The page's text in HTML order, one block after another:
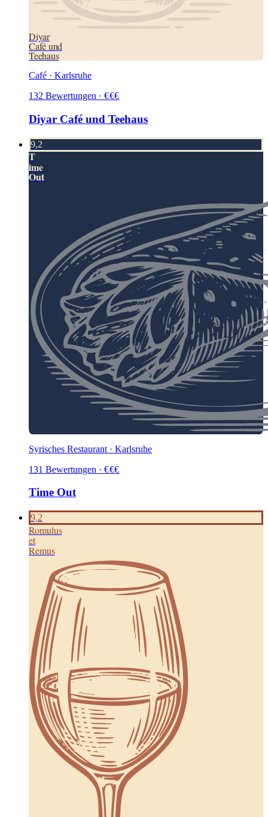
Diyar
Café und
Teehaus
Café · Karlsruhe
132 Bewertungen · €€€
Diyar Café und Teehaus
9,2
T
ime
Out
Syrisches Restaurant · Karlsruhe
131 Bewertungen · €€€
Time Out
9,2
Romulus
et
Remus